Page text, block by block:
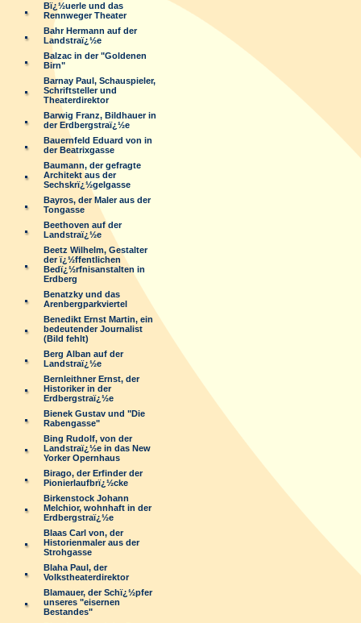
Bï¿½uerle und das
Rennweger Theater
Bahr Hermann auf der
Landstraï¿½e
Balzac in der "Goldenen
Birn"
Barnay Paul, Schauspieler,
Schriftsteller und
Theaterdirektor
Barwig Franz, Bildhauer in
der Erdbergstraï¿½e
Bauernfeld Eduard von in
der Beatrixgasse
Baumann, der gefragte
Architekt aus der
Sechskrï¿½gelgasse
Bayros, der Maler aus der
Tongasse
Beethoven auf der
Landstraï¿½e
Beetz Wilhelm, Gestalter
der ï¿½ffentlichen
Bedï¿½rfnisanstalten in
Erdberg
Benatzky und das
Arenbergparkviertel
Benedikt Ernst Martin, ein
bedeutender Journalist
(Bild fehlt)
Berg Alban auf der
Landstraï¿½e
Bernleithner Ernst, der
Historiker in der
Erdbergstraï¿½e
Bienek Gustav und "Die
Rabengasse"
Bing Rudolf, von der
Landstraï¿½e in das New
Yorker Opernhaus
Birago, der Erfinder der
Pionierlaufbrï¿½cke
Birkenstock Johann
Melchior, wohnhaft in der
Erdbergstraï¿½e
Blaas Carl von, der
Historienmaler aus der
Strohgasse
Blaha Paul, der
Volkstheaterdirektor
Blamauer, der Schï¿½pfer
unseres "eisernen
Bestandes"